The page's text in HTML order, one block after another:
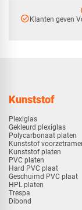
check_circleKlanten geven
Kunststof
Plexiglas
Gekleurd plexiglas
Polycarbonaat platen
Kunststof
Kunststof platen
PVC platen
Hard PVC plaat
Geschuimd PVC plaat
HPL platen
Trespa
Dibond